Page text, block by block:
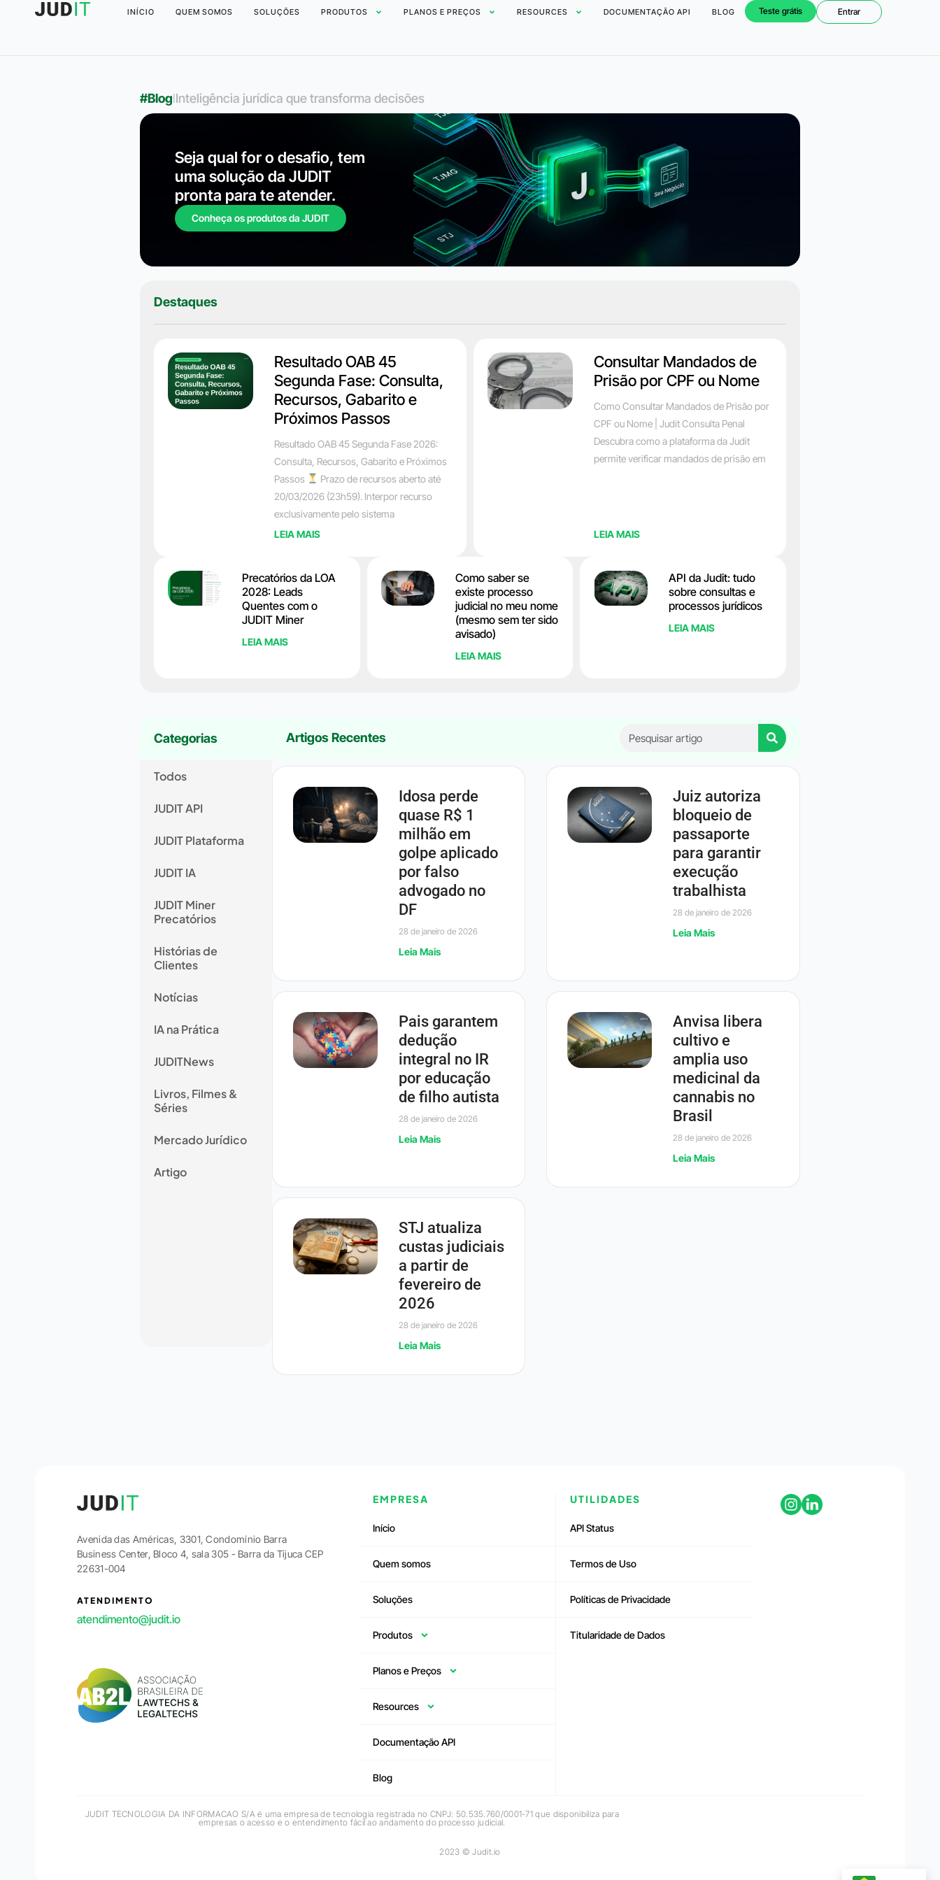
INÍCIO QUEM SOMOS SOLUÇÕES PRODUTOS PLANOS E PREÇOS RESOURCES DOCUMENTAÇÃO API BLOG Teste grátis Entrar
#BloglInteligência jurídica que transforma decisões
Seja qual for o desafio, tem
uma solução da JUDIT
pronta para te atender.
Conheça os produtos da JUDIT
Destaques
Resultado OAB 45
Segunda Fase: Consulta,
Recursos, Gabarito e
Próximos Passos
Resultado OAB 45 Segunda Fase 2026:
Consulta, Recursos, Gabarito e Próximos
Passos
Prazo de recursos aberto até
20/03/2026 (23h59). Interpor recurso
exclusivamente pelo sistema
LEIA MAIS
Consultar Mandados de
Prisão por CPF ou Nome
Como Consultar Mandados de Prisão por
CPF ou Nome | Judit Consulta Penal
Descubra como a plataforma da Judit
permite verificar mandados de prisão em
LEIA MAIS
Precatórios da LOA
2028: Leads
Quentes com o
JUDIT Miner
LEIA MAIS
Como saber se
existe processo
judicial no meu nome
(mesmo sem ter sido
avisado)
LEIA MAIS
API da Judit: tudo
sobre consultas e
processos jurídicos
LEIA MAIS
Categorias
Todos
JUDIT API
JUDIT Plataforma
JUDIT IA
JUDIT Miner
Precatórios
Histórias de
Clientes
Notícias
IA na Prática
JUDITNews
Livros, Filmes &
Séries
Mercado Jurídico
Artigo
Artigos Recentes
Idosa perde
quase R$ 1
milhão em
golpe aplicado
por falso
advogado no
DF
28 de janeiro de 2026
Leia Mais
Juiz autoriza
bloqueio de
passaporte
para garantir
execução
trabalhista
28 de janeiro de 2026
Leia Mais
Pais garantem
dedução
integral no IR
por educação
de filho autista
28 de janeiro de 2026
Leia Mais
Anvisa libera
cultivo e
amplia uso
medicinal da
cannabis no
Brasil
28 de janeiro de 2026
Leia Mais
STJ atualiza
custas judiciais
a partir de
fevereiro de
2026
28 de janeiro de 2026
Leia Mais
Avenida das Américas, 3301, Condomínio Barra
Business Center, Bloco 4, sala 305 - Barra da Tijuca CEP
22631-004
ATENDIMENTO
atendimento@judit.io
EMPRESA
Início
Quem somos
Soluções
Produtos
Planos e Preços
Resources
Documentação API
Blog
UTILIDADES
API Status
Termos de Uso
Políticas de Privacidade
Titularidade de Dados
JUDIT TECNOLOGIA DA INFORMACAO S/A é uma empresa de tecnologia registrada no CNPJ: 50.535.760/0001-71 que disponibiliza para
empresas o acesso e o entendimento fácil ao andamento do processo judicial.
2023 © Judit.io